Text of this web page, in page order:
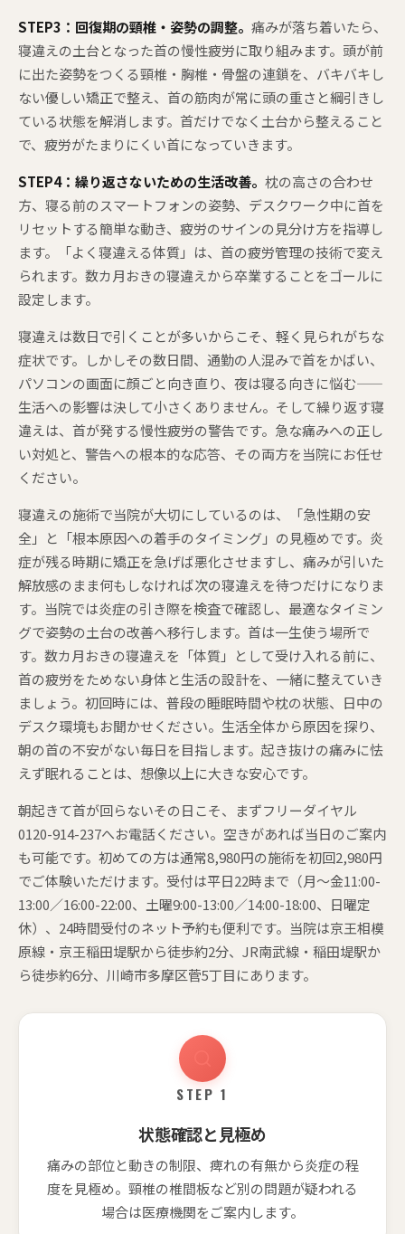
STEP3：回復期の頸椎・姿勢の調整。 痛みが落ち着いたら、
寝違えの土台となった首の慢性疲労に取り組みます。頭が前
に出た姿勢をつくる頸椎・胸椎・骨盤の連鎖を、バキバキし
ない優しい矯正で整え、首の筋肉が常に頭の重さと綱引きし
ている状態を解消します。首だけでなく土台から整えること
で、疲労がたまりにくい首になっていきます。
STEP4：繰り返さないための生活改善。 枕の高さの合わせ
方、寝る前のスマートフォンの姿勢、デスクワーク中に首を
リセットする簡単な動き、疲労のサインの見分け方を指導し
ます。「よく寝違える体質」は、首の疲労管理の技術で変え
られます。数カ月おきの寝違えから卒業することをゴールに
設定します。
寝違えは数日で引くことが多いからこそ、軽く見られがちな
症状です。しかしその数日間、通勤の人混みで首をかばい、
パソコンの画面に顔ごと向き直り、夜は寝る向きに悩む——
生活への影響は決して小さくありません。そして繰り返す寝
違えは、首が発する慢性疲労の警告です。急な痛みへの正し
い対処と、警告への根本的な応答、その両方を当院にお任せ
ください。
寝違えの施術で当院が大切にしているのは、「急性期の安
全」と「根本原因への着手のタイミング」の見極めです。炎
症が残る時期に矯正を急げば悪化させますし、痛みが引いた
解放感のまま何もしなければ次の寝違えを待つだけになりま
す。当院では炎症の引き際を検査で確認し、最適なタイミン
グで姿勢の土台の改善へ移行します。首は一生使う場所で
す。数カ月おきの寝違えを「体質」として受け入れる前に、
首の疲労をためない身体と生活の設計を、一緒に整えていき
ましょう。初回時には、普段の睡眠時間や枕の状態、日中の
デスク環境もお聞かせください。生活全体から原因を探り、
朝の首の不安がない毎日を目指します。起き抜けの痛みに怯
えず眠れることは、想像以上に大きな安心です。
朝起きて首が回らないその日こそ、まずフリーダイヤル
0120-914-237へお電話ください。空きがあれば当日のご案内
も可能です。初めての方は通常8,980円の施術を初回2,980円
でご体験いただけます。受付は平日22時まで（月〜金11:00-
13:00／16:00-22:00、土曜9:00-13:00／14:00-18:00、日曜定
休）、24時間受付のネット予約も便利です。当院は京王相模
原線・京王稲田堤駅から徒歩約2分、JR南武線・稲田堤駅か
ら徒歩約6分、川崎市多摩区菅5丁目にあります。
STEP 1
状態確認と見極め
痛みの部位と動きの制限、痺れの有無から炎症の程
度を見極め。頸椎の椎間板など別の問題が疑われる
場合は医療機関をご案内します。